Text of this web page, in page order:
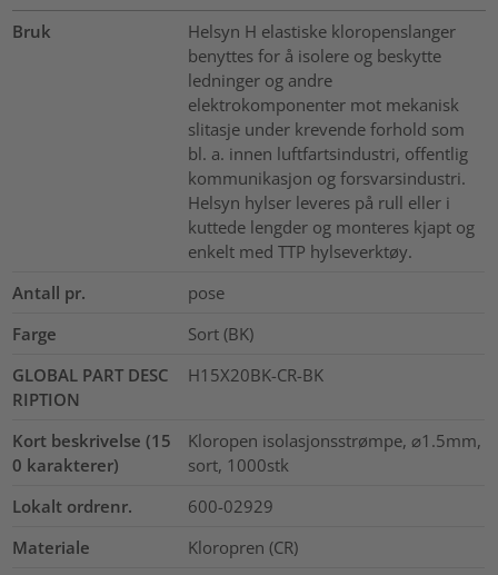
Bruk
Helsyn H elastiske kloropenslanger
benyttes for å isolere og beskytte
ledninger og andre
elektrokomponenter mot mekanisk
slitasje under krevende forhold som
bl. a. innen luftfartsindustri, offentlig
kommunikasjon og forsvarsindustri.
Helsyn hylser leveres på rull eller i
kuttede lengder og monteres kjapt og
enkelt med TTP hylseverktøy.
Antall pr.
pose
Farge
Sort (BK)
GLOBAL PART DESC
RIPTION
H15X20BK-CR-BK
Kort beskrivelse (15
0 karakterer)
Kloropen isolasjonsstrømpe, ⌀1.5mm,
sort, 1000stk
Lokalt ordrenr.
600-02929
Materiale
Kloropren (CR)